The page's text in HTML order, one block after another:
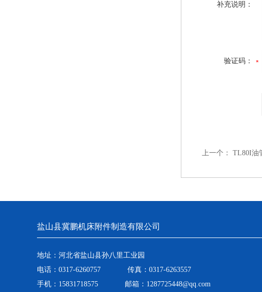
补充说明：
验证码：
上一个： TL80I油
盐山县冀鹏机床附件制造有限公司
地址：河北省盐山县孙八里工业园
电话：0317-6260757 传真：0317-6263557
手机：15831718575 邮箱：1287725448@qq.com